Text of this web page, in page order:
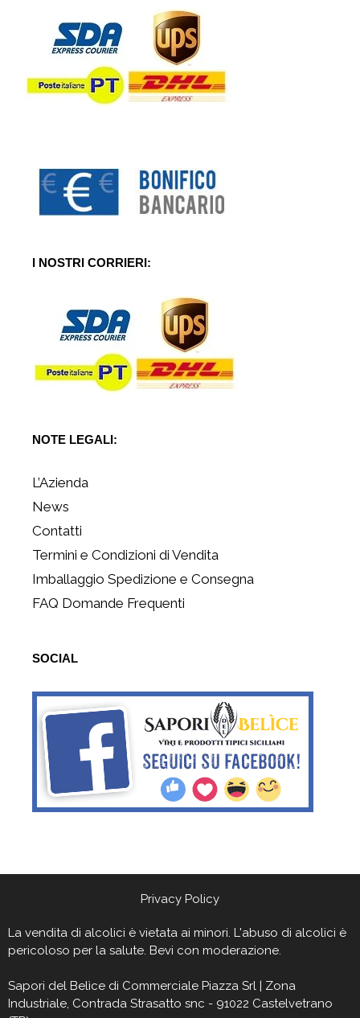
I NOSTRI CORRIERI:
NOTE LEGALI:
L’Azienda
News
Contatti
Termini e Condizioni di Vendita
Imballaggio Spedizione e Consegna
FAQ Domande Frequenti
SOCIAL
Privacy Policy
La vendita di alcolici è vietata ai minori. L'abuso di alcolici è
pericoloso per la salute. Bevi con moderazione.
Sapori del Belìce di Commerciale Piazza Srl | Zona
Industriale, Contrada Strasatto snc - 91022 Castelvetrano